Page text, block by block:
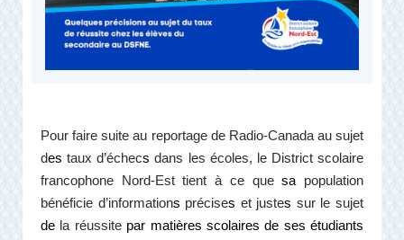
Pour faire suite au reportage de Radio-Canada au sujet
des taux d’échecs dans les écoles, le District scolaire
francophone Nord-Est tient à ce quesa population
bénéficie d’informations précises et justes sur le sujet
de la réussitepar matières scolaires de ses étudiants